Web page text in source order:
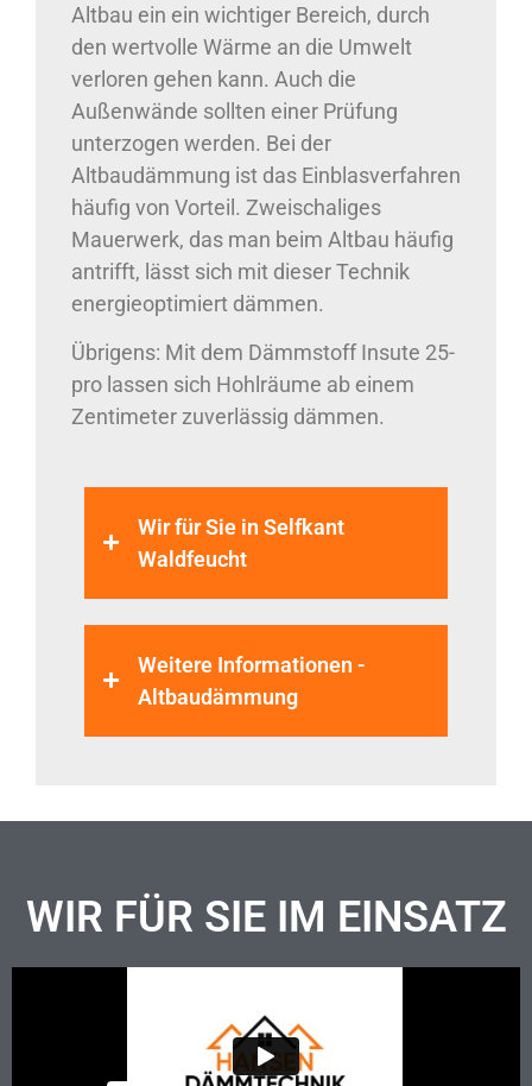
Altbau ein ein wichtiger Bereich, durch
den wertvolle Wärme an die Umwelt
verloren gehen kann. Auch die
Außenwände sollten einer Prüfung
unterzogen werden. Bei der
Altbaudämmung ist das Einblasverfahren
häufig von Vorteil. Zweischaliges
Mauerwerk, das man beim Altbau häufig
antrifft, lässt sich mit dieser Technik
energieoptimiert dämmen.
Übrigens: Mit dem Dämmstoff Insute 25-
pro lassen sich Hohlräume ab einem
Zentimeter zuverlässig dämmen.
Wir für Sie in Selfkant
Waldfeucht
Weitere Informationen -
Altbaudämmung
WIR FÜR SIE IM EINSATZ